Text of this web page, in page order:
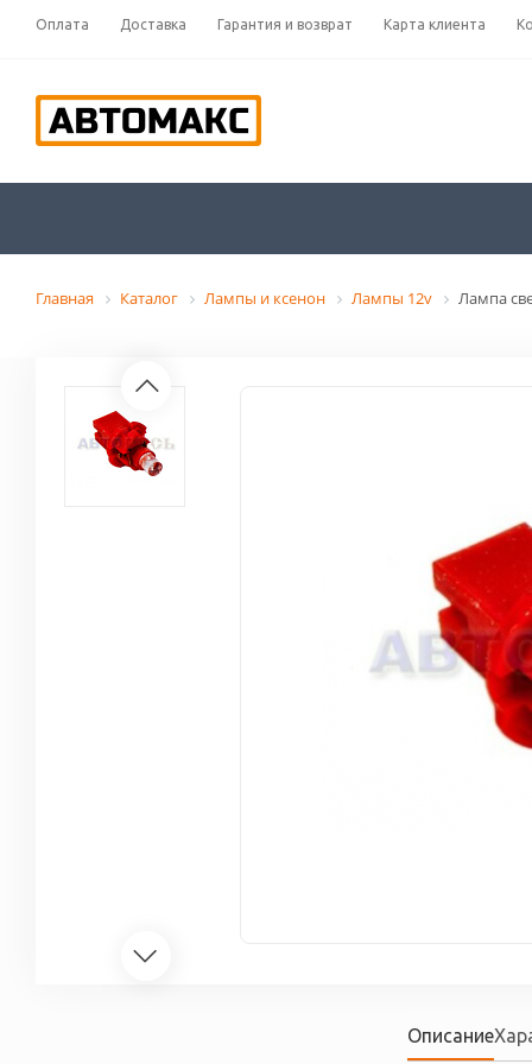
Оплата Доставка Гарантия и возврат Карта клиента
Главная Каталог Лампы и ксенон Лампы 12v Лампа
Описание